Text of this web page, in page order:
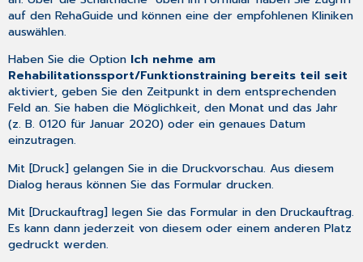
auf denRehaGuide und können eine der empfohlenen Kliniken
auswählen.
Haben Sie die Option Ich nehme am
Rehabilitationssport/Funktionstraining bereits teil seit
aktiviert, geben Sie den Zeitpunkt in dem entsprechenden
Feld an. Sie haben die Möglichkeit, den Monat und das Jahr
(z. B. 0120 für Januar 2020) oder ein genaues Datum
einzutragen.
Mit [Druck] gelangen Sie in die Druckvorschau. Aus diesem
Dialog heraus können Sie das Formular drucken.
Mit [Druckauftrag] legen Sie das Formular in den Druckauftrag.
Es kann dann jederzeit von diesem oder einem anderen Platz
gedruckt werden.